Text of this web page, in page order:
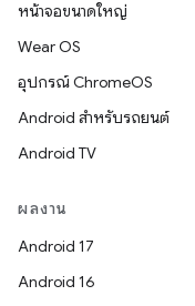
หน้าจอขนาดใหญ่
Wear OS
อุปกรณ์ ChromeOS
Android สำหรับรถยนต์
Android TV
ผลงาน
Android 17
Android 16